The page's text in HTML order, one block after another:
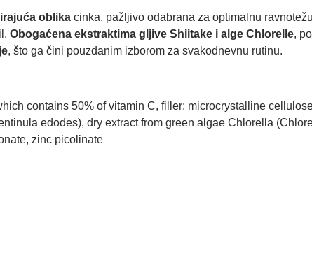
oblika cinka, pažljivo odabrana za optimalnu
Obogaćena ekstraktima gljive Shiitake i alge Chlorelle,
, što ga čini pouzdanim izborom za svakodnevnu rutinu.
contains 50% of vitamin C, filler: microcrystalline
edodes), dry extract from green algae Chlorella
zinc picolinate